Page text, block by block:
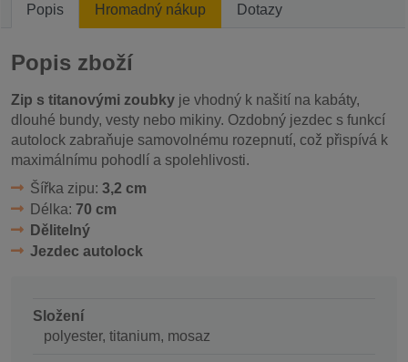
Popis Hromadný nákup Dotazy
Popis zboží
Zip s titanovými zoubky je vhodný k našití na kabáty,
dlouhé bundy, vesty nebo mikiny. Ozdobný jezdec s funkcí
autolock zabraňuje samovolnému rozepnutí, což přispívá k
maximálnímu pohodlí a spolehlivosti.
Šířka zipu: 3,2 cm
Délka: 70 cm
Dělitelný
Jezdec autolock
Složení
polyester, titanium, mosaz